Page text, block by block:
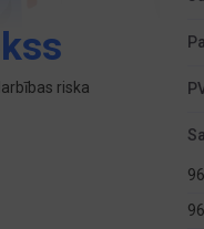
riska